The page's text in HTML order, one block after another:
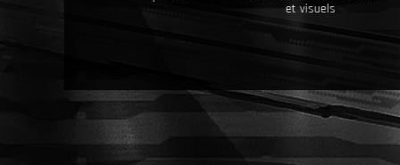
et visuels